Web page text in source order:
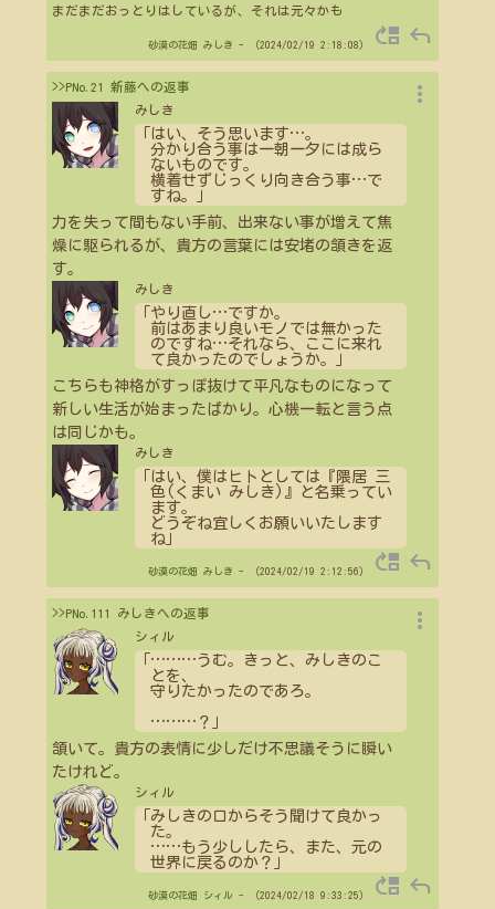
まだまだおっとりはしているが、それは元々かも
砂漠の花畑 みしき - （2024/02/19 2:18:08） move_up reply
>>PNo.21 新藤への返事
みしき
「はい、そう思います…。
分かり合う事は一朝一夕には成ら
ないものです。
横着せずじっくり向き合う事…で
すね。」
力を失って間もない手前、出来ない事が増えて焦
燥に駆られるが、貴方の言葉には安堵の頷きを返
す。
みしき
「やり直し …ですか。
前はあまり良いモノでは無かった
のですね…それなら、ここに来れ
て良かったのでしょうか。」
こちらも神格がすっぽ抜けて平凡なものになって
新しい生活が始まったばかり。心機一転と言う点
は同じかも。
みしき
「はい、僕はヒトとしては『隈居 三
色(くまい みしき)』と名乗ってい
ます。
どうぞね宜しくお願いいたします
ね」
more_vert
砂漠の花畑 みしき - （2024/02/19 2:12:56） move_up reply
>>PNo.111 みしきへの返事
シィル
………うむ。きっと、みしきのこ
とを、
守りたかったのであろ。
……… ？」
頷いて。貴方の表情に少しだけ不思議そうに瞬い
たけれど。
シィル
「みしきの口からそう聞けて良かっ
た。
……もう少ししたら、また、元の
世界に戻るのか？」
more_vert
砂漠の花畑 シィル - （2024/02/18 9:33:25） move_up reply